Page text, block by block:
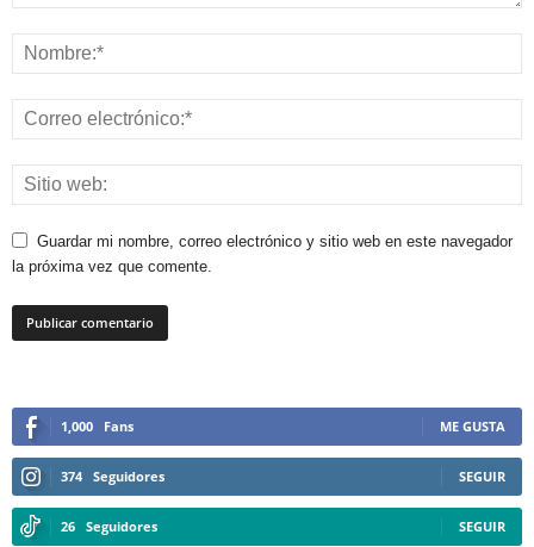
Guardar mi nombre, correo electrónico y sitio web en este navegador
la próxima vez que comente.
1,000 Fans ME GUSTA
374 Seguidores SEGUIR
26 Seguidores SEGUIR